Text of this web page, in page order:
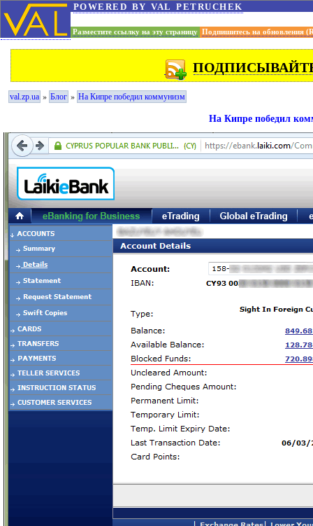
powered by val petruchek
Разместите ссылку на эту страницу Подпишитесь на обновления
val.zp.ua » Блог » На Кипре победил коммунизм
На Кипре победил